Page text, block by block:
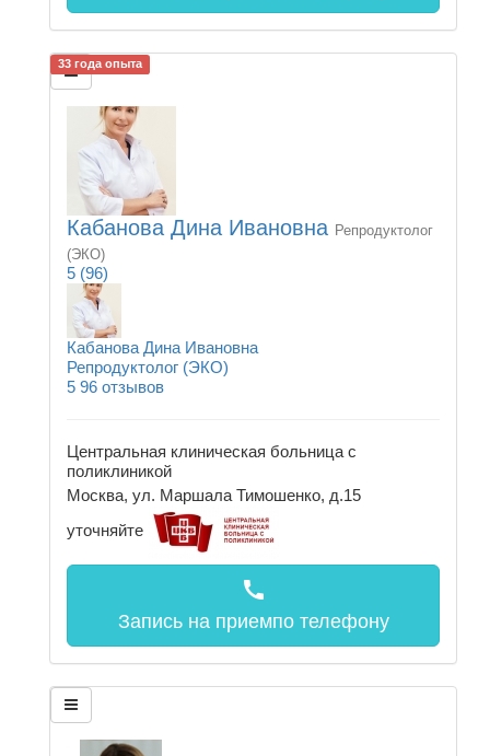
33 года опыта
Кабанова Дина Ивановна Репродуктолог
(ЭКО)
5 (96)
Кабанова Дина Ивановна
Репродуктолог (ЭКО)
5 96 отзывов
Центральная клиническая больница с
поликлиникой
Москва, ул. Маршала Тимошенко, д.15
уточняйте
call
Запись на приемпо телефону